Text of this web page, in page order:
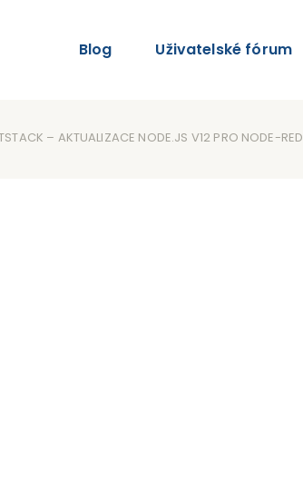
Blog Uživatelské fórum
– AKTUALIZACE NODE.JS V12 PRO NODE-RED